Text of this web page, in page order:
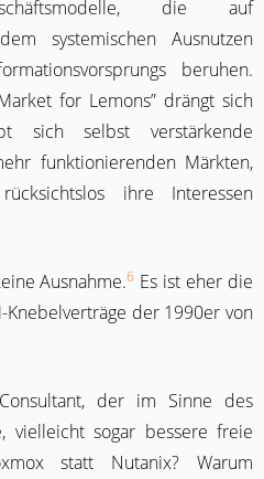
die auf
systemischen Ausnutzen
beruhen.
for Lemons” drängt sich
sich selbst verstärkende
funktionierenden Märkten,
ihre Interessen
Ausnahme.6 Es ist eher die
der 1990er von
der im Sinne des
vielleicht sogar bessere freie
statt Nutanix? Warum